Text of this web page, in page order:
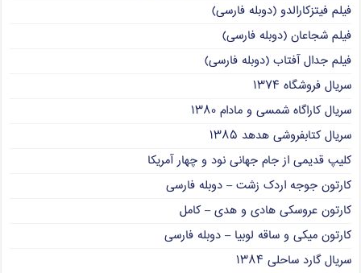
فیلم فیتزکارالدو (دوبله فارسی)
فیلم شجاعان (دوبله فارسی)
فیلم جدال آفتاب (دوبله فارسی)
سریال فروشگاه ۱۳۷۴
سریال کاراگاه شمسی و مادام ۱۳۸۰
سریال کتابفروشی هدهد ۱۳۸۵
کلیپ قدیمی از جام جهانی نود و چهار آمریکا
کارتون جوجه اردک زشت – دوبله فارسی
کارتون عروسکی هادی و هدی – کامل
کارتون میکی و ساقه لوبیا – دوبله فارسی
سریال گارد ساحلی ۱۳۸۴